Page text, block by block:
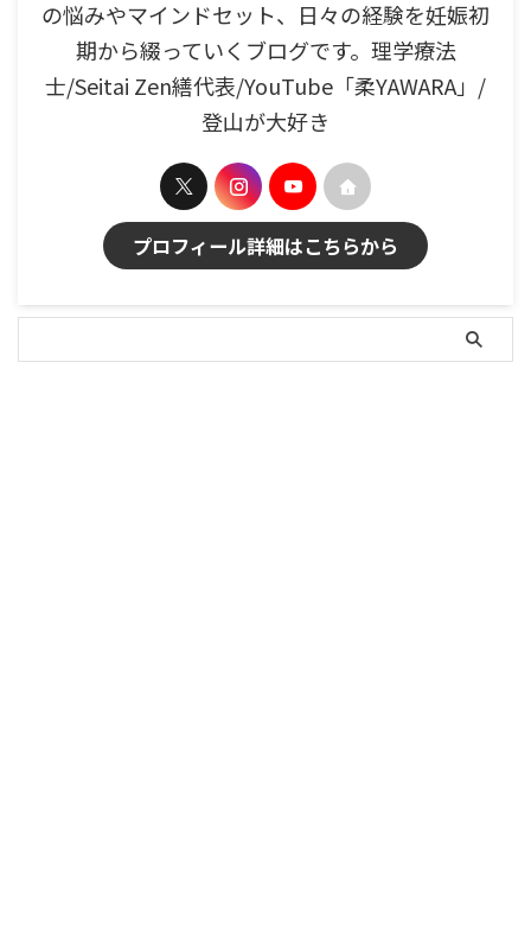
の悩みやマインドセット、日々の経験を妊娠初
期から綴っていくブログです。理学療法
士/Seitai Zen繕代表/YouTube「柔YAWARA」/
登山が大好き
プロフィール詳細はこちらから